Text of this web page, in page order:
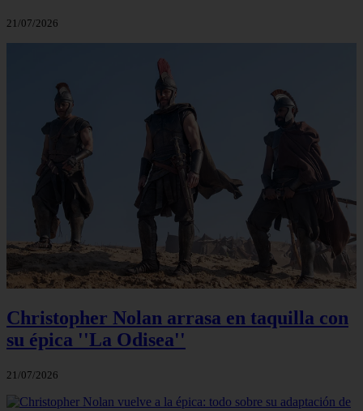
21/07/2026
Christopher Nolan arrasa en taquilla con
su épica ''La Odisea''
21/07/2026